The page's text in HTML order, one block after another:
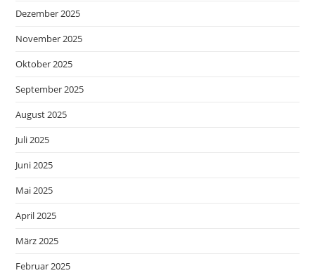
Dezember 2025
November 2025
Oktober 2025
September 2025
August 2025
Juli 2025
Juni 2025
Mai 2025
April 2025
März 2025
Februar 2025